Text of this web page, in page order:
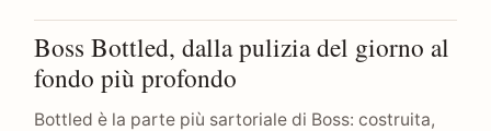
Boss Bottled, dalla pulizia del giorno al
fondo più profondo
Bottled è la parte più sartoriale di Boss: costruita,